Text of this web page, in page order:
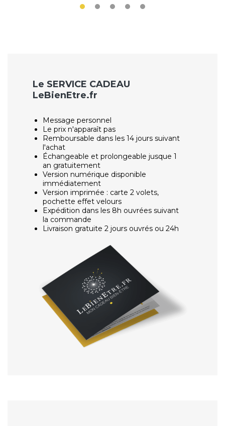
Le SERVICE CADEAU
LeBienEtre.fr
Message personnel
Le prix n'apparaît pas
Remboursable dans les 14 jours suivant
l'achat
Échangeable et prolongeable jusque 1
an gratuitement
Version numérique disponible
immédiatement
Version imprimée : carte 2 volets,
pochette effet velours
Expédition dans les 8h ouvrées suivant
la commande
Livraison gratuite 2 jours ouvrés ou 24h